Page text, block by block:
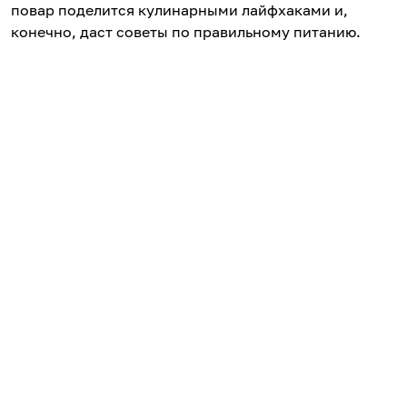
повар поделится кулинарными лайфхаками и,
конечно, даст советы по правильному питанию.